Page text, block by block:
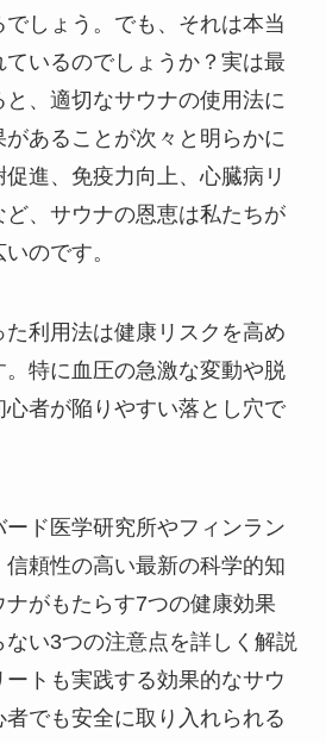
しょう。でも、それは本当
いるのでしょうか？実は最
、適切なサウナの使用法に
あることが次々と明らかに
進、免疫力向上、心臓病リ
ど、サウナの恩恵は私たちが
のです。
た利用法は健康リスクを高め
。特に血圧の急激な変動や脱
者が陥りやすい落とし穴で
ド医学研究所やフィンラン
信頼性の高い最新の科学的知
ナがもたらす7つの健康効果
ない3つの注意点を詳しく解説
ートも実践する効果的なサウ
でも安全に取り入れられる